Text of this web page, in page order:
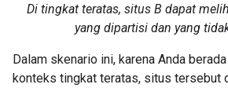
Di tingkat teratas, situs B dapat
yang dipartisi dan yang
Dalam skenario ini, karena Anda
konteks tingkat teratas, situs tersebut